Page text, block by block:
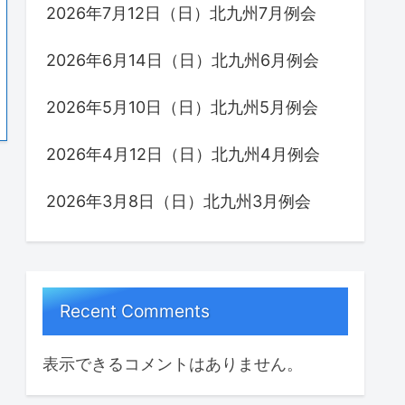
2026年7月12日（日）北九州7月例会
2026年6月14日（日）北九州6月例会
2026年5月10日（日）北九州5月例会
2026年4月12日（日）北九州4月例会
2026年3月8日（日）北九州3月例会
Recent Comments
表示できるコメントはありません。